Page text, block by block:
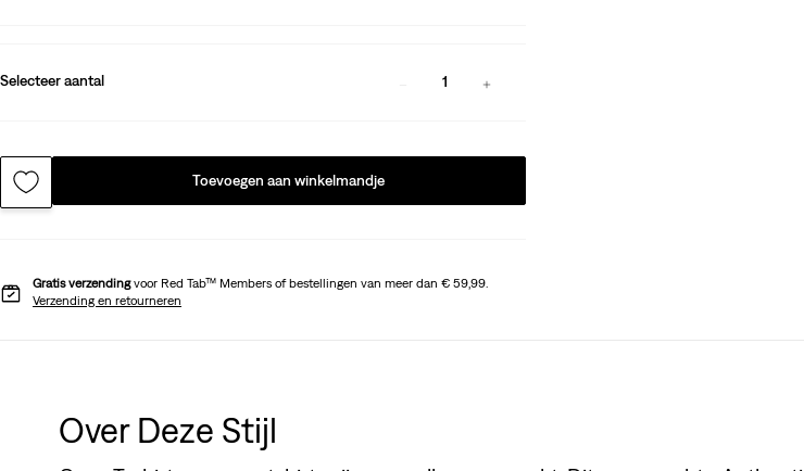
Selecteer aantal 1
Toevoegen aan winkelmandje
Gratis verzendingvoor Red Tab™ Members of bestellingen van meer dan € 59,99.
Verzending en retourneren
Over Deze Stijl